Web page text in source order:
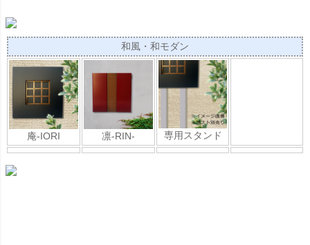
和風・和モダン
庵-IORI 凛-RIN- 専用スタンド